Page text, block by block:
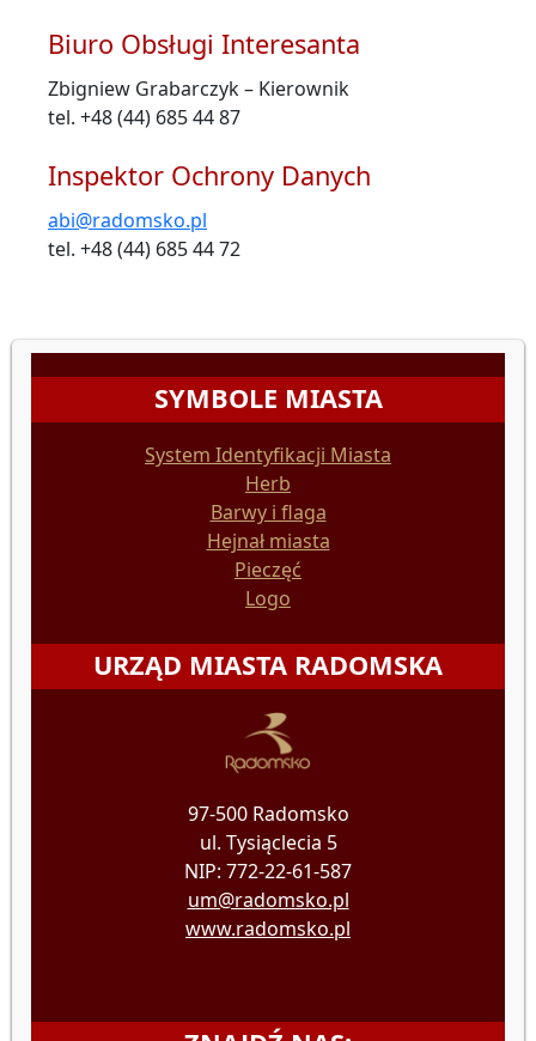
Biuro Obsługi Interesanta
Zbigniew Grabarczyk – Kierownik
tel. +48 (44) 685 44 87
Inspektor Ochrony Danych
abi@radomsko.pl
tel. +48 (44) 685 44 72
SYMBOLE MIASTA
System Identyfikacji Miasta
Herb
Barwy i flaga
Hejnał miasta
Pieczęć
Logo
URZĄD MIASTA RADOMSKA
97-500 Radomsko
ul. Tysiąclecia 5
NIP: 772-22-61-587
um@radomsko.pl
www.radomsko.pl